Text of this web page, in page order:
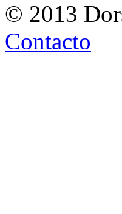
© 2013
Contacto